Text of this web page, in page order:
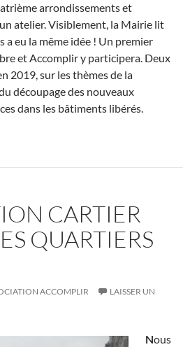
arrondissements et
atelier. Visiblement, la Mairie lit
a eu la même idée ! Un premier
et Accomplir y participera. Deux
2019, sur les thèmes de la
découpage des nouveaux
dans les bâtiments libérés.
CARTIER
QUARTIERS
ACCOMPLIR
LAISSER UN
Nous